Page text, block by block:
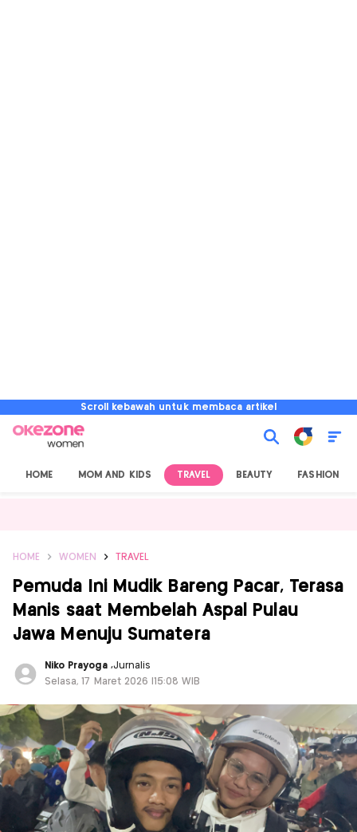
Scroll kebawah untuk membaca artikel
HOME MOM AND KIDS TRAVEL BEAUTY FASHION
HOME WOMEN TRAVEL
Pemuda Ini Mudik Bareng Pacar, Terasa
Manis saat Membelah Aspal Pulau
Jawa Menuju Sumatera
Niko Prayoga ,Jurnalis
Selasa, 17 Maret 2026 |15:08 WIB